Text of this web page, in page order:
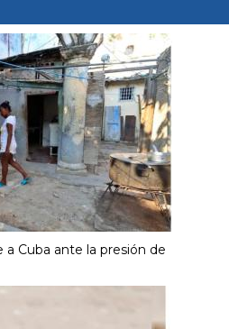
Cuba ante la presión de